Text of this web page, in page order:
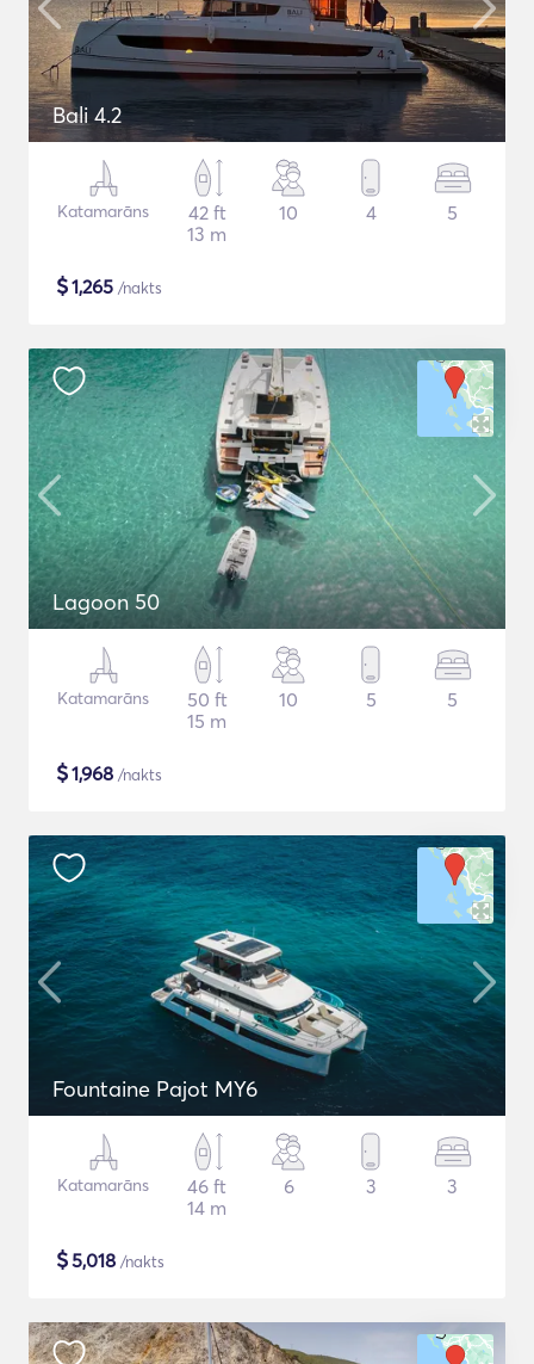
Bali 4.2
Katamarāns
42 ft
13 m
10 4 5
$1,265 /nakts
Lagoon 50
Katamarāns
50 ft
15 m
10 5 5
$1,968 /nakts
Fountaine Pajot MY6
Katamarāns
46 ft
14 m
6 3 3
$5,018 /nakts